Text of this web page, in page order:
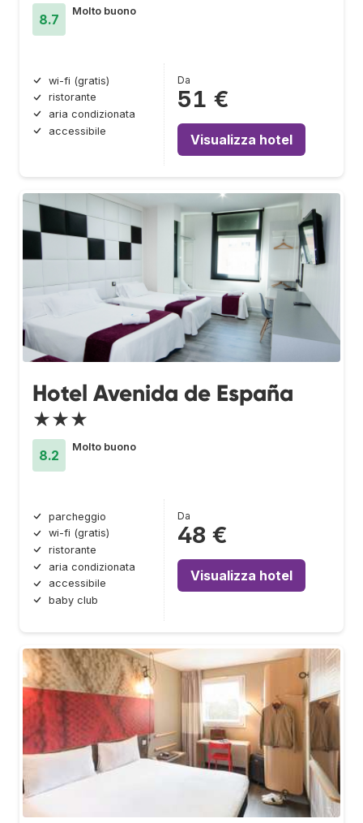
8.7
Molto buono
wi-fi (gratis)
ristorante
aria condizionata
accessibile
Da
51 €
Visualizza hotel
Hotel Avenida de España
★★★
8.2
Molto buono
parcheggio
wi-fi (gratis)
ristorante
aria condizionata
accessibile
baby club
Da
48 €
Visualizza hotel